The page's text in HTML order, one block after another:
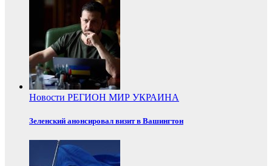
Новости РЕГИОН МИР УКРАИНА
Зеленский анонсировал визит в Вашингтон